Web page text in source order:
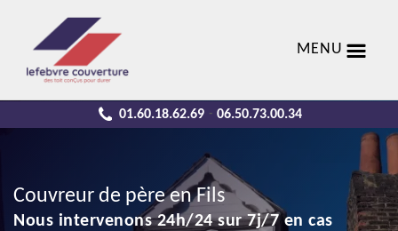
MENU
01.60.18.62.69 - 06.50.73.00.34
Couvreur de père en Fils
Nous intervenons 24h/24 sur 7j/7 en cas